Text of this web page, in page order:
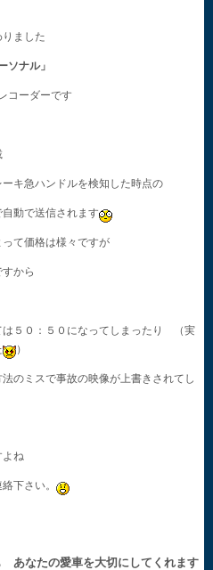
ました
ソナル」
コーダーです
キ急ハンドルを検知した時点の
動で送信されます
て価格は様々ですが
から
は５０：５０になってしまったり （実
）
のミスで事故の映像が上書きされてし
よね
下さい。
なたの愛車を大切にしてくれます